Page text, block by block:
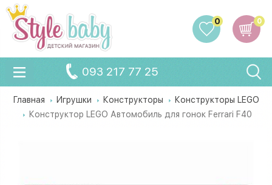
0
0
093 217 77 25
Главная Игрушки Конструкторы
Конструкторы LEGO
Конструктор LEGO Автомобиль для гонок Ferrari F40